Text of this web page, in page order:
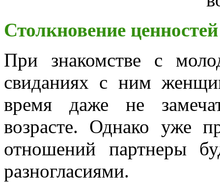
Столкновение
При знакомстве с
свиданиях с ним
время даже не
возрасте. Однако уже
отношений партнеры
разногласиями.